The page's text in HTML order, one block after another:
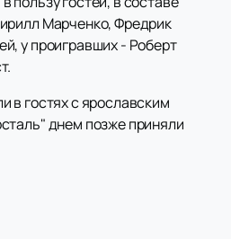
Марченко, Фредрик
у проигравших - Роберт
в гостях с ярославским
днем позже приняли